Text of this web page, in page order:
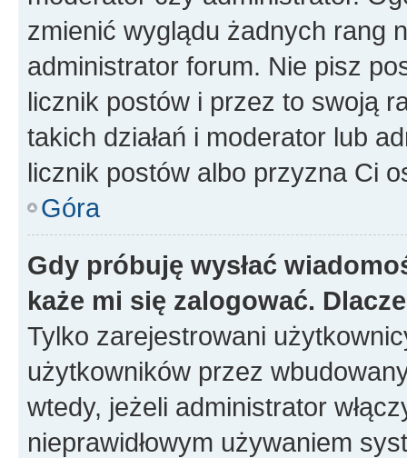
zmienić wyglądu żadnych rang
administrator forum. Nie pisz
licznik postów i przez to swoją
takich działań i moderator lub
licznik postów albo przyzna Ci
Góra
Gdy próbuję wysłać
każe mi się zalogować.
Tylko zarejestrowani
użytkowników przez
wtedy, jeżeli administrator
nieprawidłowym używaniem